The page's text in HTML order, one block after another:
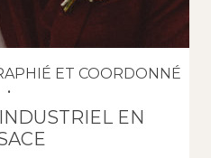
ET COORDONNÉ
EN